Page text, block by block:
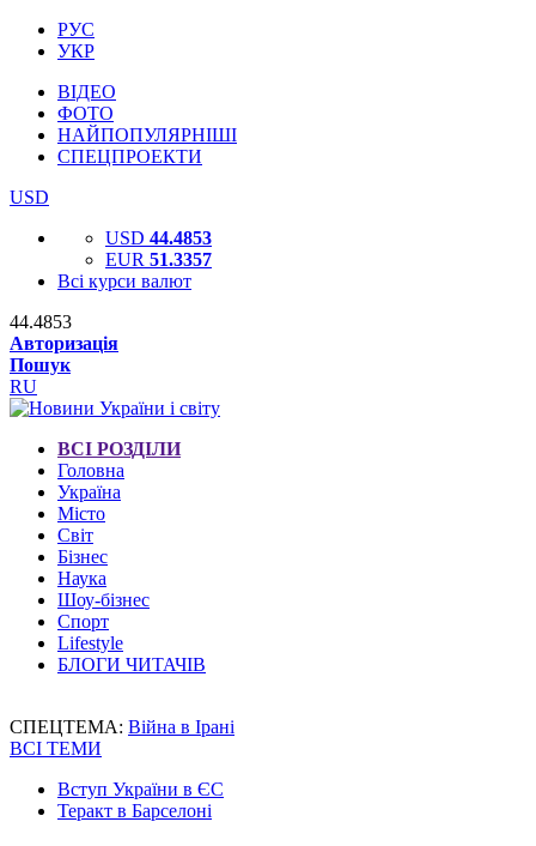
РУС
УКР
ВІДЕО
ФОТО
НАЙПОПУЛЯРНІШІ
СПЕЦПРОЕКТИ
USD
USD 44.4853
EUR 51.3357
Всі курси валют
44.4853
Авторизація
Пошук
RU
ВСІ РОЗДІЛИ
Головна
Україна
Місто
Світ
Бізнес
Наука
Шоу-бізнес
Спорт
Lifestyle
БЛОГИ ЧИТАЧІВ
СПЕЦТЕМА: Війна в Ірані
ВСІ ТЕМИ
Вступ України в ЄС
Теракт в Барселоні